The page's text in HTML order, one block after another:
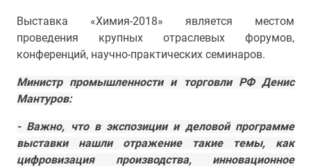
Выставка «Химия-2018» является местом
проведения крупных отраслевых форумов,
конференций, научно-практических семинаров.
Министр промышленности и торговли РФ Денис
Мантуров:
- Важно, что в экспозиции и деловой программе
выставки нашли отражение такие темы, как
цифровизация производства, инновационное